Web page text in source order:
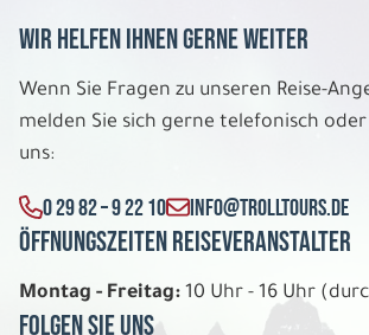
Wir helfen Ihnen gerne weiter
Wenn Sie Fragen zu unseren Reise-
melden Sie sich gerne telefonisch
uns:
0 29 82 – 9 22 10 INFO@TROLLTOURS.DE
Öffnungszeiten Reiseveranstalter
Montag - Freitag: 10 Uhr - 16 Uhr
Folgen Sie uns